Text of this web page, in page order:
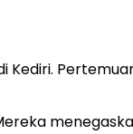
Kediri.